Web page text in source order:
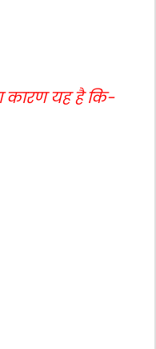
कारण यह है कि-